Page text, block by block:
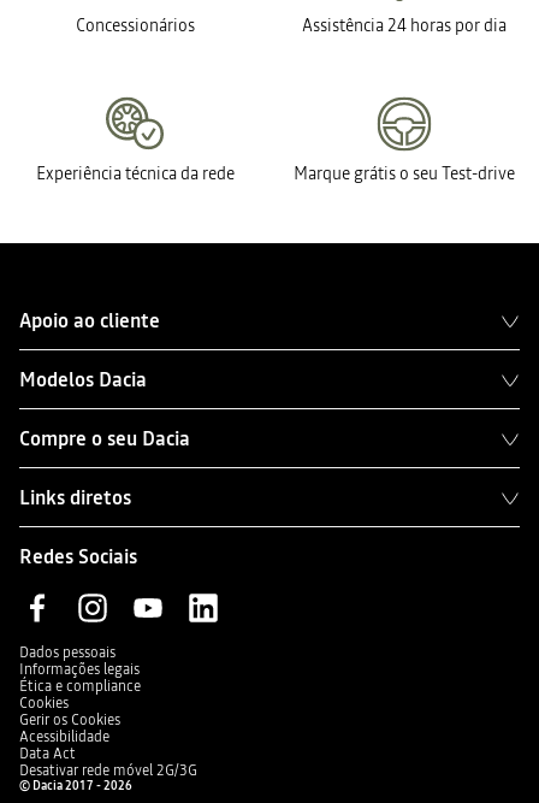
Concessionários Assistência 24 horas por dia
Experiência técnica da rede Marque grátis o seu Test-drive
Apoio ao cliente
Modelos Dacia
Compre o seu Dacia
Links diretos
Redes Sociais
Dados pessoais
Informações legais
Ética e compliance
Cookies
Gerir os Cookies
Acessibilidade
Data Act
Desativar rede móvel 2G/3G
© Dacia 2017 - 2026